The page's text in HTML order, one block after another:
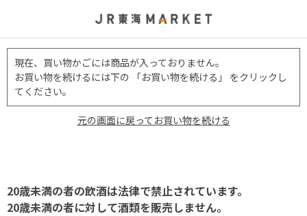
現在、買い物かごには商品が入っておりません。
お買い物を続けるには下の 「お買い物を続ける」 をクリックし
てください。
元の画面に戻ってお買い物を続ける
20歳未満の者の飲酒は法律で禁止されています。
20歳未満の者に対して酒類を販売しません。